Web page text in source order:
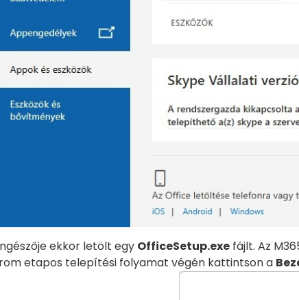
ekkor letölt egy OfficeSetup.exefájlt. Az
etapos telepítési folyamat végén kattintson a